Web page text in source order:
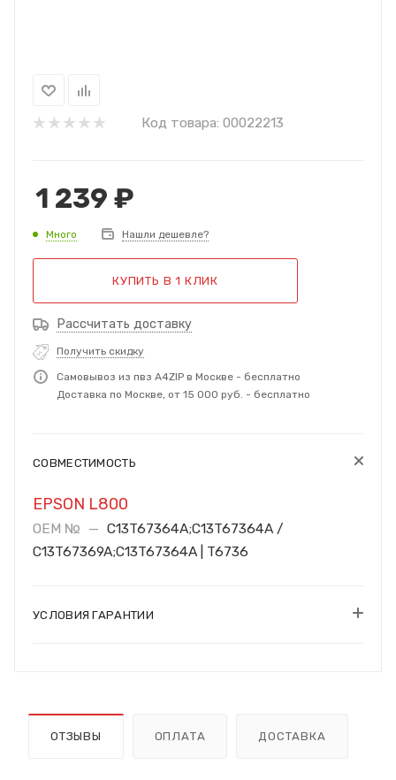
Код товара: 00022213
1 239 ₽
Много Нашли дешевле?
КУПИТЬ В 1 КЛИК
Рассчитать доставку
Получить скидку
Самовывоз из пвз A4ZIP в Москве - бесплатно
Доставка по Москве, от 15 000 руб. - бесплатно
СОВМЕСТИМОСТЬ
EPSON L800
OEM № — C13T67364A;C13T67364A /
C13T67369A;C13T67364A | T6736
УСЛОВИЯ ГАРАНТИИ
ОТЗЫВЫ ОПЛАТА ДОСТАВКА